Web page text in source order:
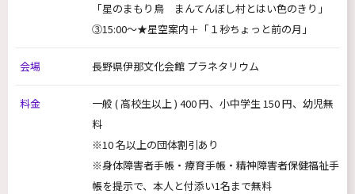
「星のまもり鳥 まんてんぼし村とはい色のきり」
③15:00～★星空案内＋「１秒ちょっと前の月」
会場 長野県伊那文化会館 プラネタリウム
料金
一般 ( 高校生以上 ) 400 円、小中学生 150 円、幼児無
料
※10 名以上の団体割引あり
※身体障害者手帳・療育手帳・精神障害者保健福祉手
帳を提示で、本人と付添い1名まで無料